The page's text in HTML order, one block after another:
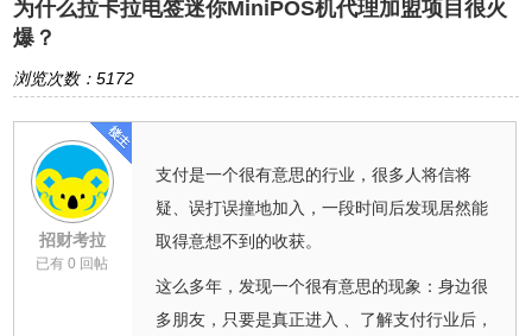
为什么拉卡拉电签迷你MiniPOS机代理加盟项目很火
爆？
浏览次数：5172
招财考拉
已有 0 回帖
支付是一个很有意思的行业，很多人将信将
疑、误打误撞地加入，一段时间后发现居然能
取得意想不到的收获。
这么多年，发现一个很有意思的现象：身边很
多朋友，只要是真正进入 、了解支付行业后，